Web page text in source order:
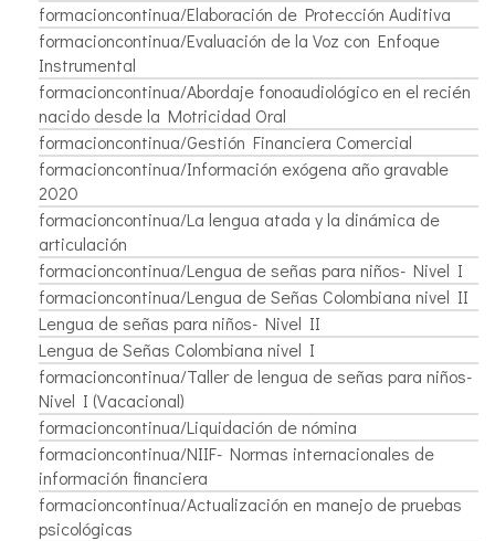
formacioncontinua/Elaboración de Protección Auditiva
formacioncontinua/Evaluación de la Voz con Enfoque
Instrumental
formacioncontinua/Abordaje fonoaudiológico en el recién
nacido desde la Motricidad Oral
formacioncontinua/Gestión Financiera Comercial
formacioncontinua/Información exógena año gravable
2020
formacioncontinua/La lengua atada y la dinámica de
articulación
formacioncontinua/Lengua de señas para niños- Nivel I
formacioncontinua/Lengua de Señas Colombiana nivel II
Lengua de señas para niños- Nivel II
Lengua de Señas Colombiana nivel I
formacioncontinua/Taller de lengua de señas para niños-
Nivel I (Vacacional)
formacioncontinua/Liquidación de nómina
formacioncontinua/NIIF- Normas internacionales de
información financiera
formacioncontinua/Actualización en manejo de pruebas
psicológicas